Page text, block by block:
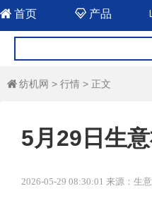
 首页 产品
 纺机网 > 行情 > 正文
5月29日生
2026-05-29 08:30:01 来源：生